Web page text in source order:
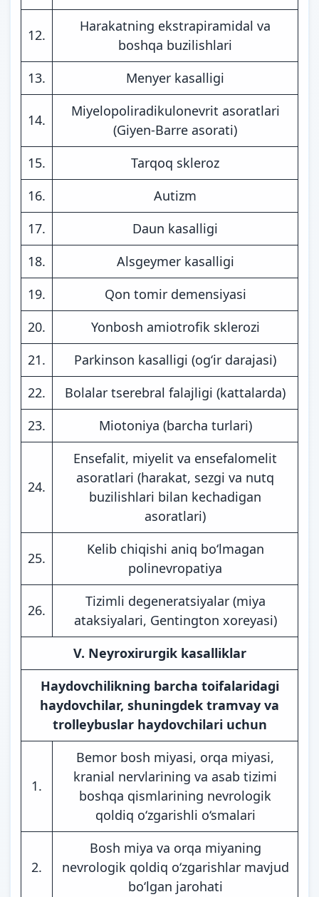
12.
Harakatning ekstrapiramidal va
boshqa buzilishlari
13.
Menyer kasalligi
14.
Miyelopoliradikulonevrit asoratlari
(Giyen-Barre asorati)
15.
Tarqoq skleroz
16.
Autizm
17.
Daun kasalligi
18.
Alsgeymer kasalligi
19.
Qon tomir demensiyasi
20.
Yonbosh amiotrofik sklerozi
21.
Parkinson kasalligi (og‘ir darajasi)
22.
Bolalar tserebral falajligi (kattalarda)
23.
Miotoniya (barcha turlari)
24.
Ensefalit, miyelit va ensefalomelit
asoratlari (harakat, sezgi va nutq
buzilishlari bilan kechadigan
asoratlari)
25.
Kelib chiqishi aniq bo‘lmagan
polinevropatiya
26.
Tizimli degeneratsiyalar (miya
ataksiyalari, Gentington xoreyasi)
V. Neyroxirurgik kasalliklar
Haydovchilikning barcha toifalaridagi
haydovchilar, shuningdek tramvay va
trolleybuslar haydovchilari uchun
1.
Bemor bosh miyasi, orqa miyasi,
kranial nervlarining va asab tizimi
boshqa qismlarining nevrologik
qoldiq o‘zgarishli o‘smalari
2.
Bosh miya va orqa miyaning
nevrologik qoldiq o‘zgarishlar mavjud
bo‘lgan jarohati